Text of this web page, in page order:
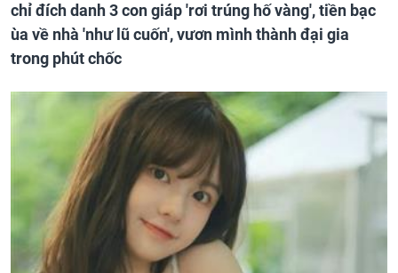
chỉ đích danh 3 con giáp 'rơi trúng hố vàng', tiền bạc
ùa về nhà 'như lũ cuốn', vươn mình thành đại gia
trong phút chốc